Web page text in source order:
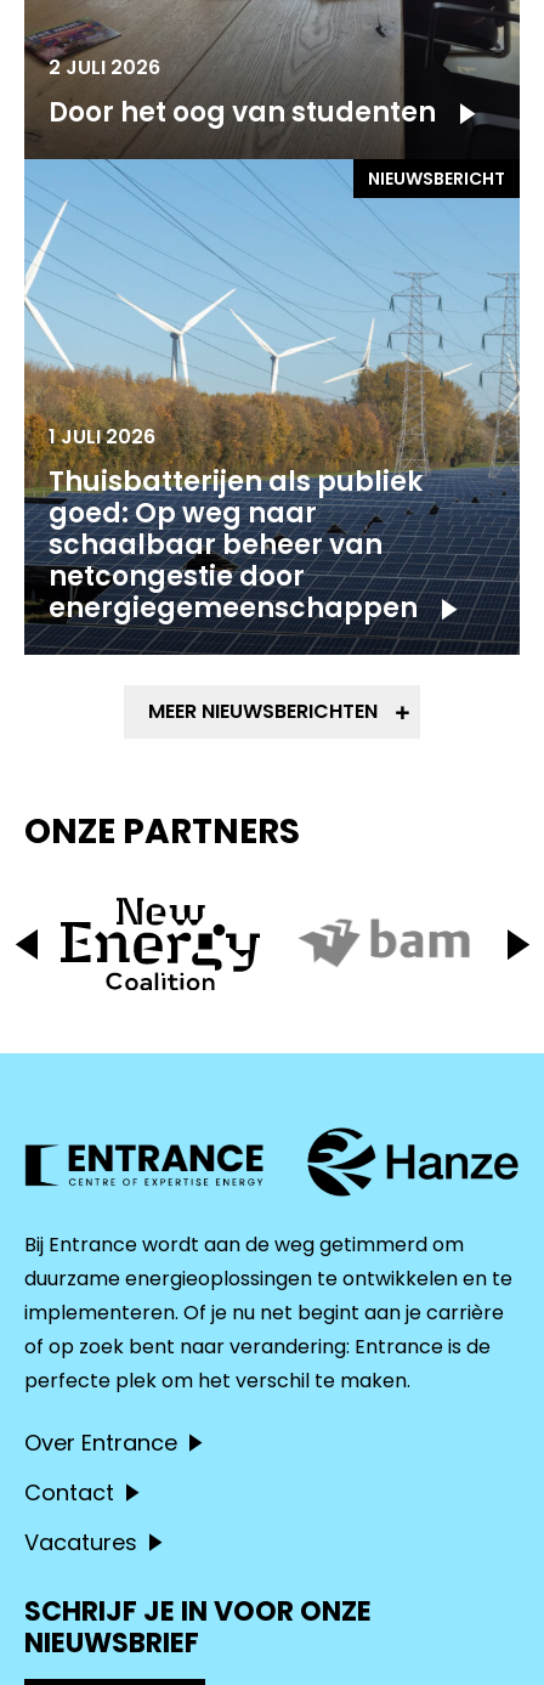
2 JULI 2026
Door het oog van studenten
NIEUWSBERICHT
1 JULI 2026
Thuisbatterijen als publiek
goed: Op weg naar
schaalbaar beheer van
netcongestie door
energiegemeenschappen
MEER NIEUWSBERICHTEN
ONZE PARTNERS
Bij Entrance wordt aan de weg getimmerd om
duurzame energieoplossingen te ontwikkelen en te
implementeren. Of je nu net begint aan je carrière
of op zoek bent naar verandering: Entrance is de
perfecte plek om het verschil te maken.
Over Entrance
Contact
Vacatures
SCHRIJF JE IN VOOR ONZE
NIEUWSBRIEF